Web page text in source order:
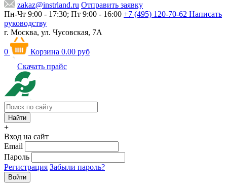
zakaz@instrland.ru Отправить заявку
Пн-Чт 9:00 - 17:30; Пт 9:00 - 16:00 +7 (495) 120-70-62 Написать
руководству
г. Москва, ул. Чусовская, 7А
0 Корзина 0.00 руб
Скачать прайс
+
Вход на сайт
Email
Пароль
Регистрация Забыли пароль?
Войти